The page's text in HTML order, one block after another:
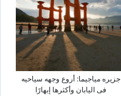
جزیره میاجیما: أروع وجهه سیاحیه
فی الیابان وأکثرها إبهارًا